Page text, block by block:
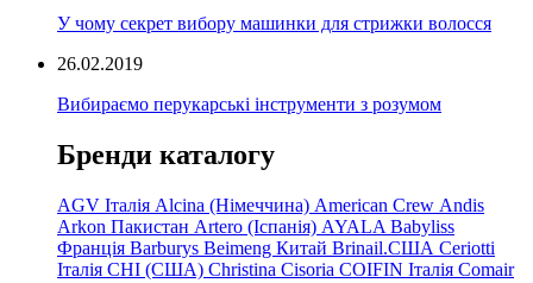
У чому секрет вибору машинки для стрижки волосся
26.02.2019
Вибираємо перукарські інструменти з розумом
Бренди каталогу
AGV Італія Alcina (Німеччина) American Crew Andis
Arkon Пакистан Artero (Іспанія) AYALA Babyliss
Франція Barburys Beimeng Китай Brinail.США Ceriotti
Італія CHI (США) Christina Cisoria COIFIN Італія Comair